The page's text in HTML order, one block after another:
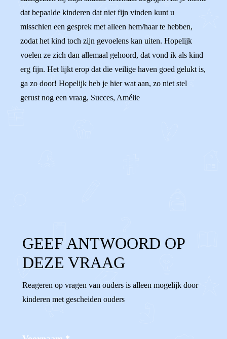
dat bepaalde kinderen dat niet fijn vinden kunt u
misschien een gesprek met alleen hem/haar te hebben,
zodat het kind toch zijn gevoelens kan uiten. Hopelijk
voelen ze zich dan allemaal gehoord, dat vond ik als kind
erg fijn. Het lijkt erop dat die veilige haven goed gelukt is,
ga zo door! Hopelijk heb je hier wat aan, zo niet stel
gerust nog een vraag, Succes, Amélie
GEEF ANTWOORD OP
DEZE VRAAG
Reageren op vragen van ouders is alleen mogelijk door
kinderen met gescheiden ouders